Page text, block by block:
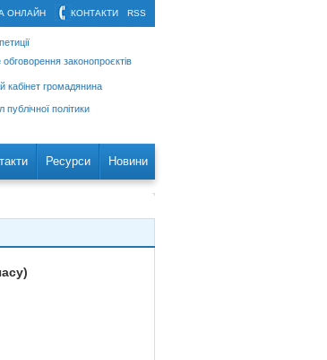
RSS
КОНТАКТИ
ОНЛАЙН
законопроєктів
кабінет громадянина
політики
Ресурси Новини